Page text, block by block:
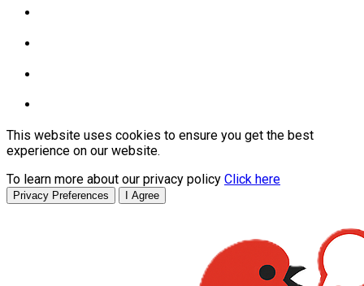
This website uses cookies to ensure you get the best
experience on our website.
To learn more about our privacy policy Click here
Privacy Preferences I Agree